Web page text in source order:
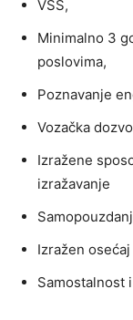
VSS,
Minimalno 3
poslovima,
Poznavanje
Vozačka
Izražene
izražavanje
Izražen
Samostalnost